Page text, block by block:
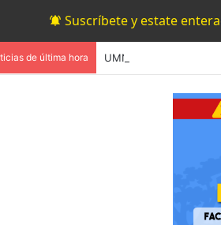
Suscríbete y estate
de última hora